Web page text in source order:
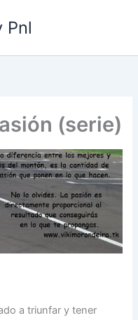
Pnl
(serie)
a triunfar y tener